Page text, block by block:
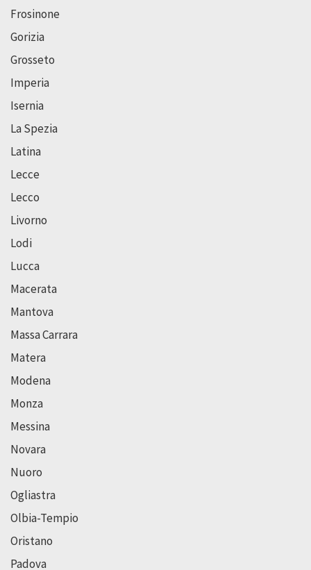
Frosinone
Gorizia
Grosseto
Imperia
Isernia
La Spezia
Latina
Lecce
Lecco
Livorno
Lodi
Lucca
Macerata
Mantova
Massa Carrara
Matera
Modena
Monza
Messina
Novara
Nuoro
Ogliastra
Olbia-Tempio
Oristano
Padova